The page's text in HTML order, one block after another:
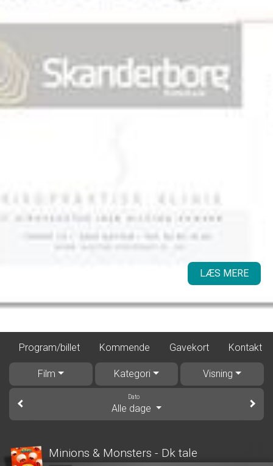
LÆS MERE
Program/billet Kommende Gavekort Kontakt
Film Kategori Visning
Dato
Alle dage
Minions & Monsters - Dk tale